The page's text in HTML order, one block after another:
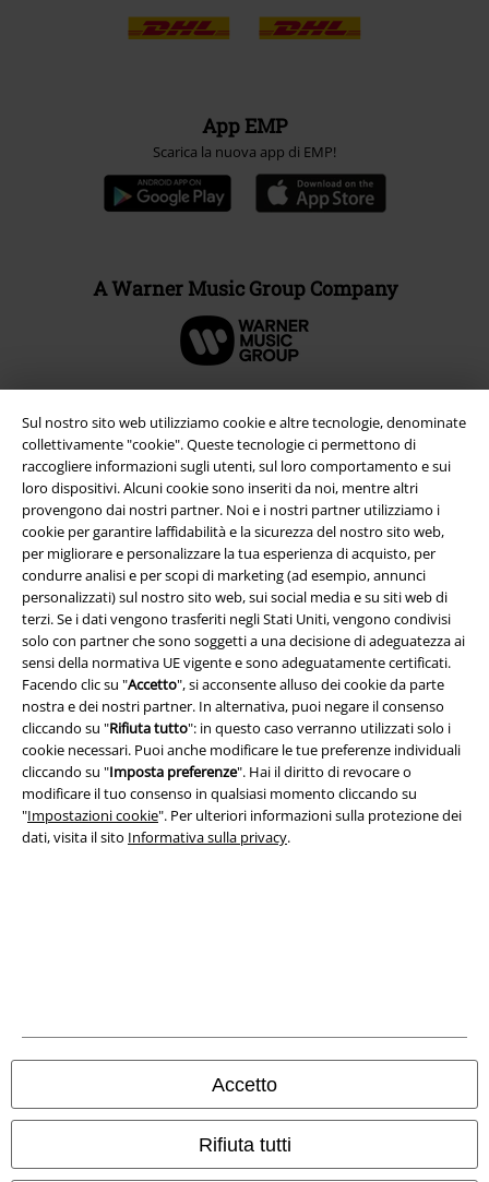
Sul nostro sito web utilizziamo cookie e altre tecnologie, denominate
collettivamente "cookie". Queste tecnologie ci permettono di
raccogliere informazioni sugli utenti, sul loro comportamento e sui
loro dispositivi. Alcuni cookie sono inseriti da noi, mentre altri
provengono dai nostri partner. Noi e i nostri partner utilizziamo i
cookie per garantire laffidabilità e la sicurezza del nostro sito web,
per migliorare e personalizzare la tua esperienza di acquisto, per
condurre analisi e per scopi di marketing (ad esempio, annunci
personalizzati) sul nostro sito web, sui social media e su siti web di
terzi. Se i dati vengono trasferiti negli Stati Uniti, vengono condivisi
solo con partner che sono soggetti a una decisione di adeguatezza ai
sensi della normativa UE vigente e sono adeguatamente certificati.
Facendo clic su "Accetto", si acconsente alluso dei cookie da parte
nostra e dei nostri partner. In alternativa, puoi negare il consenso
cliccando su "Rifiuta tutto": in questo caso verranno utilizzati solo i
cookie necessari. Puoi anche modificare le tue preferenze individuali
cliccando su "Imposta preferenze". Hai il diritto di revocare o
modificare il tuo consenso in qualsiasi momento cliccando su
"Impostazioni cookie". Per ulteriori informazioni sulla protezione dei
dati, visita il sito Informativa sulla privacy.
Accetto
Rifiuta tutti
App EMP
Scarica la nuova app di EMP!
A Warner Music Group Company
Info legali
Termini & Condizioni
Redazione
Legge sulla Privacy
Smaltimento rifiuti e protezione dell’ambiente
Dichiarazione di Conformità
I prezzi sono IVA compresa. Spese ditrasporto escluse
© 1986-2026 EMP Mailorder Italia S.r.l.